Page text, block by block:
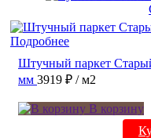
Подробнее
Штучный паркет
мм 3919 ₽ / м2
В корзину